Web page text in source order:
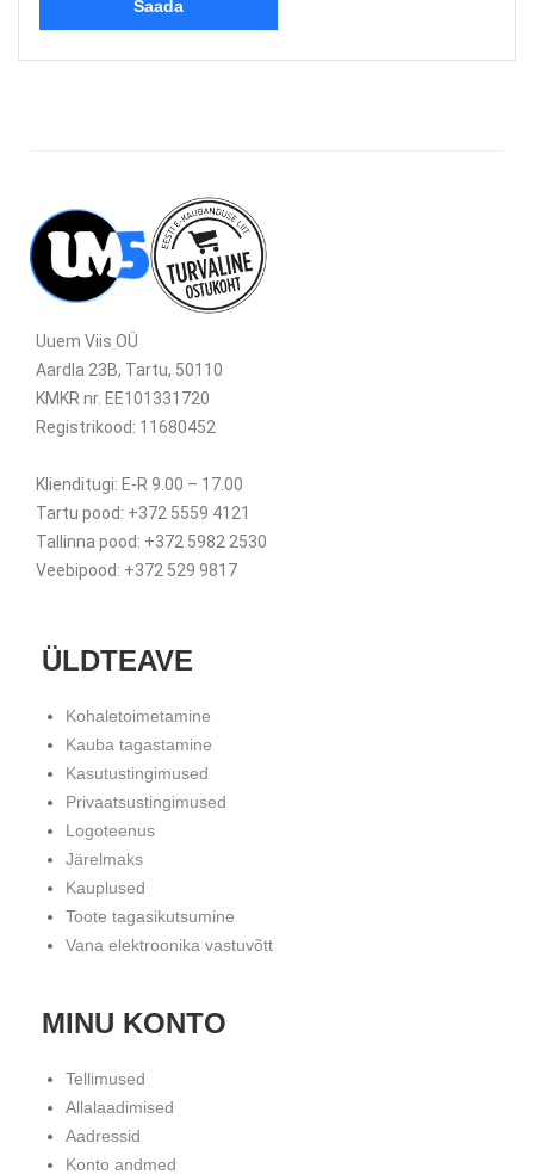
Uuem Viis OÜ
Aardla 23B, Tartu, 50110
KMKR nr. EE101331720
Registrikood: 11680452
Klienditugi: E-R 9.00 – 17.00
Tartu pood: +372 5559 4121
Tallinna pood: +372 5982 2530
Veebipood: +372 529 9817
ÜLDTEAVE
Kohaletoimetamine
Kauba tagastamine
Kasutustingimused
Privaatsustingimused
Logoteenus
Järelmaks
Kauplused
Toote tagasikutsumine
Vana elektroonika vastuvõtt
MINU KONTO
Tellimused
Allalaadimised
Aadressid
Konto andmed